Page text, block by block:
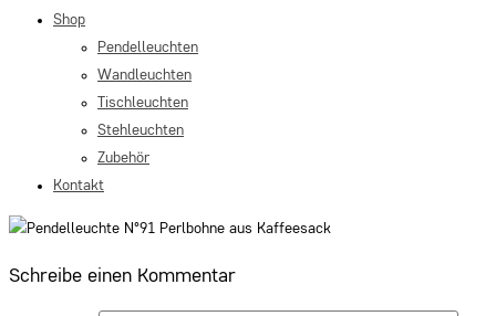
Shop
Pendelleuchten
Wandleuchten
Tischleuchten
Stehleuchten
Zubehör
Kontakt
Schreibe einen Kommentar